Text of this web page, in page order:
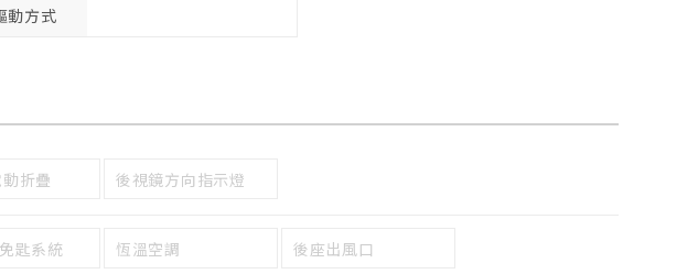
動方式
折疊 後視鏡方向指示燈
匙系統 恆溫空調 後座出風口